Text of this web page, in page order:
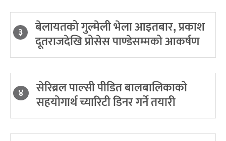
३ बेलायतको गुल्मेली भेला आइतबार, प्रकाश
दूतराजदेखि प्रोसेस पाण्डेसम्मको आकर्षण
४ सेरिब्रल पाल्सी पीडित बालबालिकाको
सहयोगार्थ च्यारिटी डिनर गर्ने तयारी